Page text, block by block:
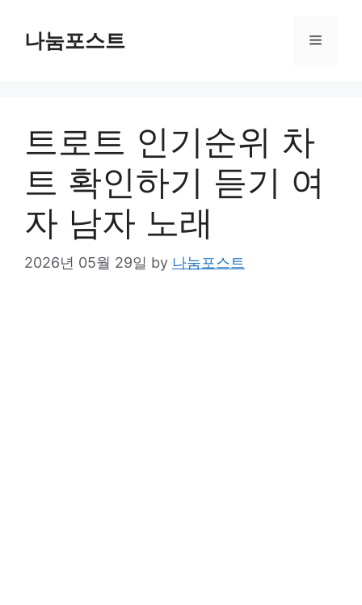
나눔포스트 Menu
트로트 인기순위 차
트 확인하기 듣기 여
자 남자 노래
2026년 05월 29일 by 나눔포스트